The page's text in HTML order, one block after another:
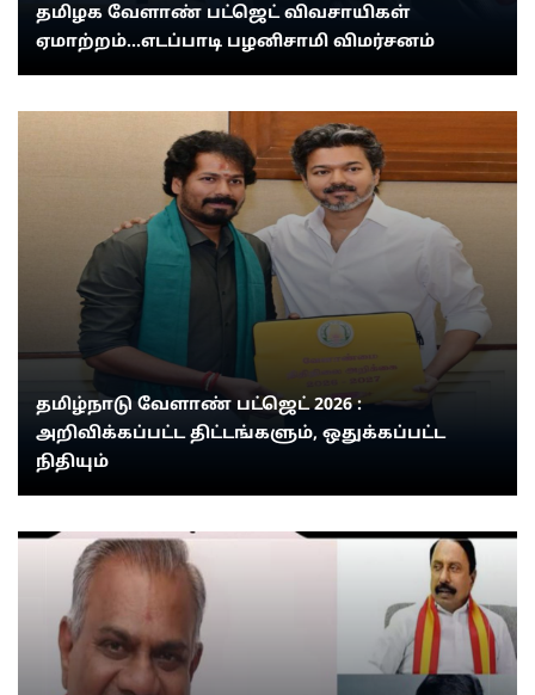
தமிழக வேளாண் பட்ஜெட் விவசாயிகள்
ஏமாற்றம்...எடப்பாடி பழனிசாமி விமர்சனம்
தமிழ்நாடு வேளாண் பட்ஜெட் 2026 :
அறிவிக்கப்பட்ட திட்டங்களும், ஒதுக்கப்பட்ட
நிதியும்